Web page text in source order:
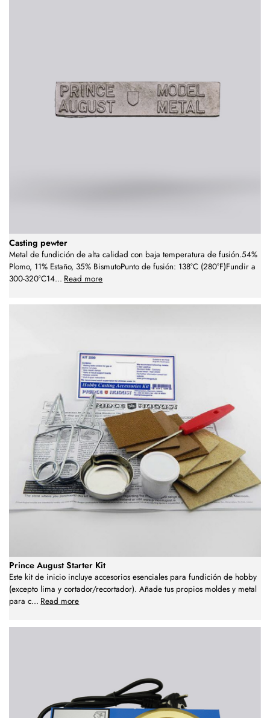
Casting pewter
Metal de fundición de alta calidad con baja temperatura de fusión.54%
Plomo, 11% Estaño, 35% BismutoPunto de fusión: 138°C (280°F)Fundir a
300-320°C14... Read more
Prince August Starter Kit
Este kit de inicio incluye accesorios esenciales para fundición de hobby
(excepto lima y cortador/recortador). Añade tus propios moldes y metal
para c... Read more